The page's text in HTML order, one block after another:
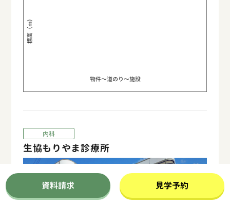
標高（m）
物件〜道のり〜施設
内科
生協もりやま診療所
資料請求 見学予約